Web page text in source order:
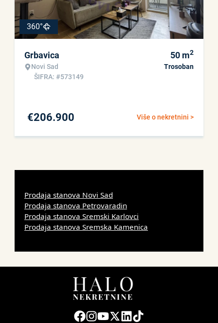
360°
Grbavica
Novi Sad
ŠIFRA: #573149
50 m2
Trosoban
Više o nekretnini >
€206.900
Prodaja stanova Novi Sad
Prodaja stanova Petrovaradin
Prodaja stanova Sremski Karlovci
Prodaja stanova Sremska Kamenica